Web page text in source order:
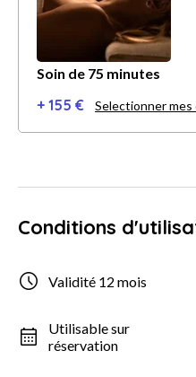
Soin de 75 minutes
+ 155 € Selectionner
Conditions
Validité 12 mois
Utilisable sur
réservation